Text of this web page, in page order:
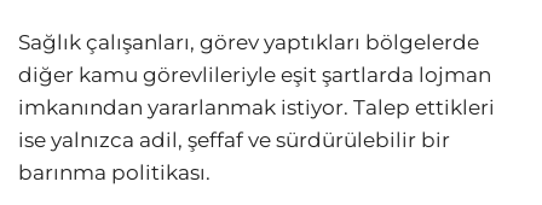
Sağlık çalışanları, görev yaptıkları bölgelerde
diğer kamu görevlileriyle eşit şartlarda lojman
imkanından yararlanmak istiyor. Talep ettikleri
ise yalnızca adil, şeffaf ve sürdürülebilir bir
barınma politikası.